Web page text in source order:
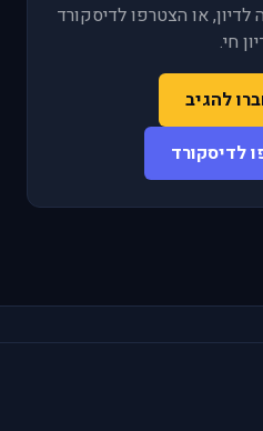
לדיון, או הצטרפו לדיסקורד
חי.
להגיב
לדיסקורד